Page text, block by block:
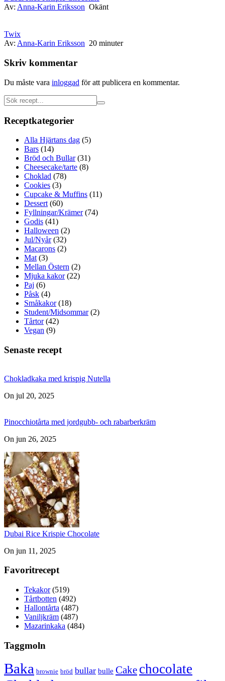
Av: Anna-Karin Eriksson Okänt
Twix
Av: Anna-Karin Eriksson 20 minuter
Skriv kommentar
Du måste vara inloggad för att publicera en kommentar.
Receptkategorier
Alla Hjärtans dag (5)
Bars (14)
Bröd och Bullar(31)
Cheesecake/tarte (8)
Choklad (78)
Cookies (3)
Cupcake & Muffins (11)
Dessert (60)
Fyllningar/Krämer(74)
Godis (41)
Halloween (2)
Jul/Nyår(32)
Macarons (2)
Mat (3)
Mellan Östern (2)
Mjuka kakor(22)
Paj (6)
Påsk (4)
Småkakor(18)
Student/Midsommar(2)
Tårtor(42)
Vegan (9)
Senaste recept
Chokladkaka med krispig Nutella
On jul 20, 2025
Pinocchiotårta med jordgubb- och rabarberkräm
On jun 26, 2025
Dubai Rice Krispie Chocolate
On jun 11, 2025
Favoritrecept
Tekakor(519)
Tårtbotten (492)
Hallontårta (487)
Vaniljkräm (487)
Mazarinkaka (484)
Taggmoln
Baka brownie bröd bullar bulle Cake chocolate